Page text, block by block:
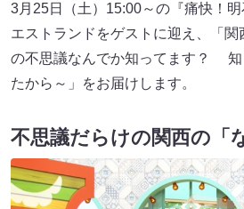
3月25日（土）15:00～の『痛快！
エストランドをゲストに迎え、「関
の不思議なんでか知ってます？ 知
たから～」をお届けします。
不思議だらけの関西の「